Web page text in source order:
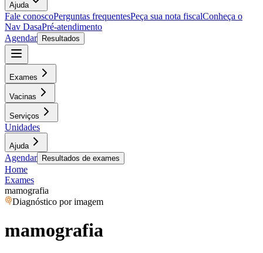
Ajuda
Fale conoscoPerguntas frequentesPeça sua nota fiscalConheça o
Nav DasaPré-atendimento
Agendar
Resultados
Exames
Vacinas
Serviços
Unidades
Ajuda
Agendar Resultados de exames
Home
Exames
mamografia
Diagnóstico por imagem
mamografia